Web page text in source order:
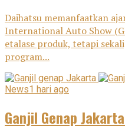
Daihatsu memanfaatkan
International Auto Show
etalase produk, tetapi
program...
News1 hari ago
Ganjil Genap